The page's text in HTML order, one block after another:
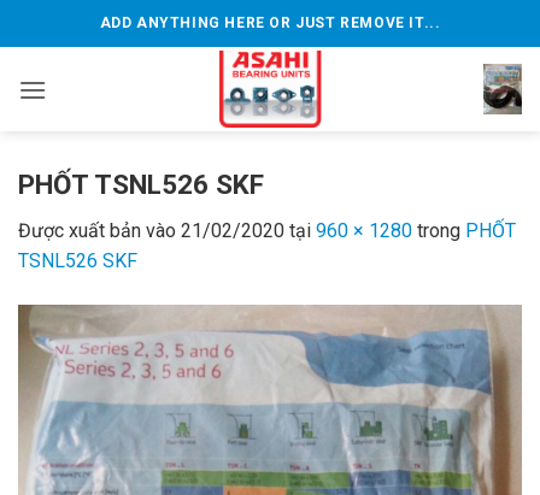
qua
dung
ADD ANYTHING HERE OR JUST REMOVE IT...
PHỐT TSNL526 SKF
Được xuất bản vào 21/02/2020 tại 960 × 1280 trong PHỐT
TSNL526 SKF